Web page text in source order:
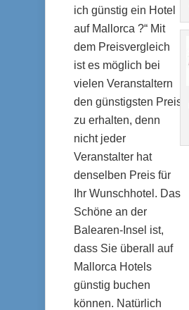
ich günstig ein Hotel
auf Mallorca ?“ Mit
dem Preisvergleich
ist es möglich bei
vielen Veranstaltern
den günstigsten Preis
zu erhalten, denn
nicht jeder
Veranstalter hat
denselben Preis für
Ihr Wunschhotel. Das
Schöne an der
Balearen-Insel ist,
dass Sie überall auf
Mallorca Hotels
günstig buchen
können. Natürlich